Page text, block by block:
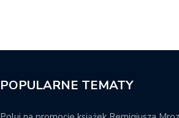
POPULARNE TEMATY